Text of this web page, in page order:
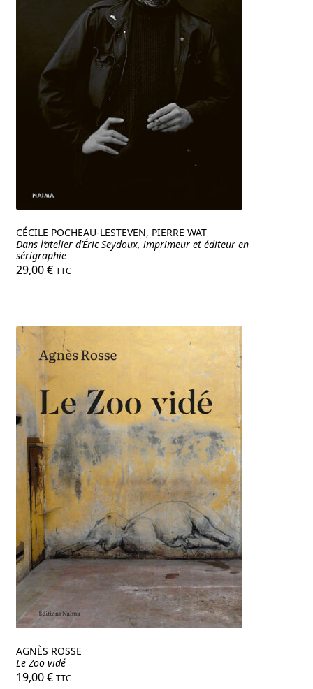
CÉCILE POCHEAU-LESTEVEN, PIERRE WAT
Dans l’atelier d’Éric Seydoux, imprimeur et éditeur en
sérigraphie
29,00€ TTC
AGNÈS ROSSE
Le Zoo vidé
19,00€ TTC